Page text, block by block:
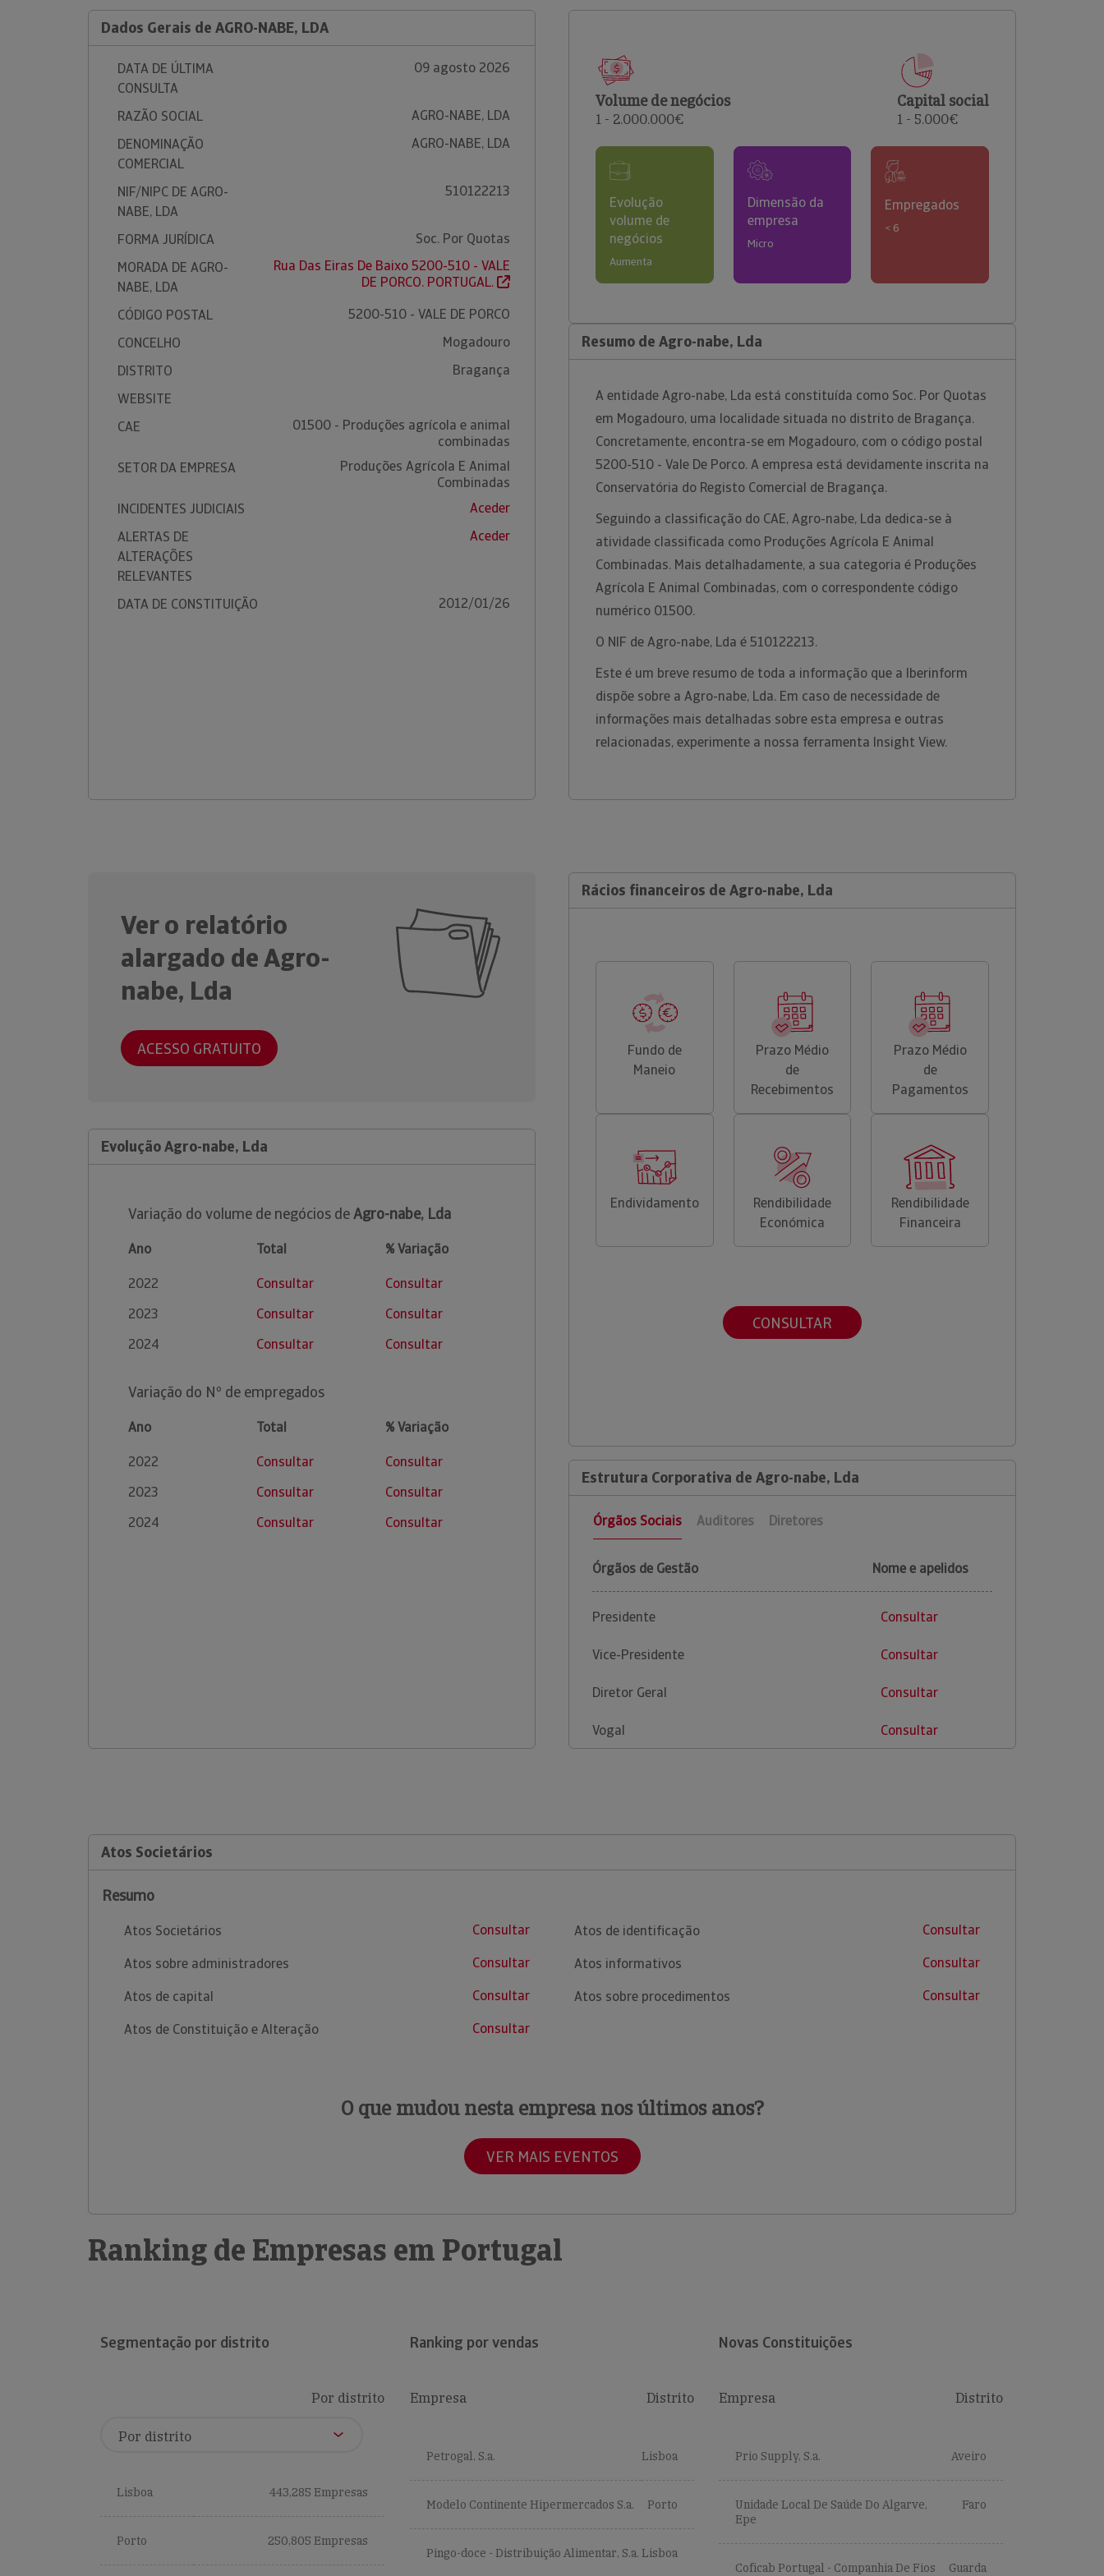
comerciais e analisar o risco de incumprimento dos
Dados Gerais de AGRO-NABE, LDA
DATA DE ÚLTIMA
CONSULTA
09 agosto 2026
RAZÃO SOCIAL
AGRO-NABE, LDA
DENOMINAÇÃO
COMERCIAL
AGRO-NABE, LDA
NIF/NIPC DE AGRO-
NABE, LDA
510122213
FORMA JURÍDICA
Soc. Por Quotas
MORADA DE AGRO-
NABE, LDA
Rua Das Eiras De Baixo 5200-510 - VALE
DE PORCO. PORTUGAL.
CÓDIGO POSTAL
5200-510 - VALE DE PORCO
CONCELHO
Mogadouro
DISTRITO
Bragança
WEBSITE
CAE
01500 - Produções agrícola e animal
combinadas
SETOR DA EMPRESA
Produções Agrícola E Animal
Combinadas
INCIDENTES JUDICIAIS
Aceder
ALERTAS DE
ALTERAÇÕES
RELEVANTES
Aceder
DATA DE CONSTITUIÇÃO 2012/01/26
Volume de negócios
1 - 2.000.000€
Capital social
1 - 5.000€
Evolução
volume de
negócios
Aumenta
Dimensão da
empresa
Micro
Empregados
< 6
Resumo de Agro-nabe, Lda
A entidade Agro-nabe, Lda está constituída como Soc. Por Quotas
em Mogadouro, uma localidade situada no distrito de Bragança.
Concretamente, encontra-se em Mogadouro, com o código postal
5200-510 - Vale De Porco. A empresa está devidamente inscrita na
Conservatória do Registo Comercial de Bragança.
Seguindo a classificação do CAE, Agro-nabe, Lda dedica-se à
atividade classificada como Produções Agrícola E Animal
Combinadas. Mais detalhadamente, a sua categoria é Produções
Agrícola E Animal Combinadas, com o correspondente código
numérico 01500.
O NIF de Agro-nabe, Lda é 510122213.
Este é um breve resumo de toda a informação que a Iberinform
dispõe sobre a Agro-nabe, Lda. Em caso de necessidade de
informações mais detalhadas sobre esta empresa e outras
relacionadas, experimente a nossa ferramenta Insight View.
Ver o relatório
alargado de Agro-
nabe, Lda
ACESSO GRATUITO
Evolução Agro-nabe, Lda
Variação do volume de negócios deAgro-nabe, Lda
Ano Total
% Variação
2022
Consultar
Consultar
2023
Consultar
Consultar
2024
Consultar Consultar
Variação do Nº de empregados
Ano Total
% Variação
2022
Consultar
Consultar
2023
Consultar
Consultar
2024
Consultar Consultar
Rácios financeiros de Agro-nabe, Lda
Fundo de
Maneio
Prazo Médio
de
Recebimentos
Prazo Médio
de
Pagamentos
Endividamento
Rendibilidade
Económica
Rendibilidade
Financeira
CONSULTAR
Estrutura Corporativa de Agro-nabe, Lda
Órgãos Sociais Auditores Diretores
Órgãos de Gestão Nome e apelidos
Presidente Consultar
Vice-Presidente Consultar
Diretor Geral Consultar
Vogal Consultar
Atos Societários
Resumo
Atos Societários
Consultar
Atos sobre administradores
Consultar
Atos de capital
Consultar
Atos de Constituição e Alteração
Consultar
Atos de identificação
Consultar
Atos informativos
Consultar
Atos sobre procedimentos
Consultar
O que mudou nesta empresa nos últimos anos?
VER MAIS EVENTOS
Ranking de Empresas em Portugal
Segmentação por distrito
Por distrito
Lisboa 443,285 Empresas
Porto 250,805 Empresas
Ranking por vendas
Empresa Distrito
Petrogal, S.a. Lisboa
Modelo Continente Hipermercados S.a. Porto
Pingo-doce - Distribuição Alimentar, S.a. Lisboa
Novas Constituições
Empresa Distrito
Prio Supply, S.a. Aveiro
Unidade Local De Saúde Do Algarve,
Epe
Faro
Coficab Portugal - Companhia De Fios
Guarda